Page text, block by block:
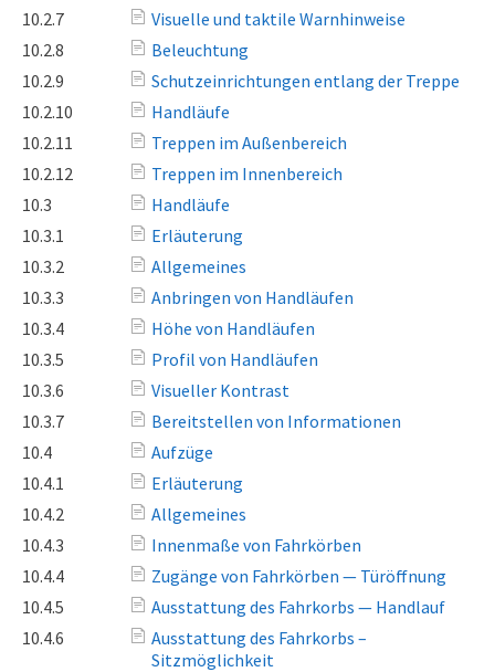
10.2.7
Visuelle und taktile Warnhinweise
10.2.8
Beleuchtung
10.2.9
Schutzeinrichtungen entlang der Treppe
10.2.10
Handläufe
10.2.11
Treppen im Außenbereich
10.2.12
Treppen im Innenbereich
10.3
Handläufe
10.3.1
Erläuterung
10.3.2
Allgemeines
10.3.3
Anbringen von Handläufen
10.3.4
Höhe von Handläufen
10.3.5
Profil von Handläufen
10.3.6
Visueller Kontrast
10.3.7
Bereitstellen von Informationen
10.4
Aufzüge
10.4.1
Erläuterung
10.4.2
Allgemeines
10.4.3
Innenmaße von Fahrkörben
10.4.4
Zugänge von Fahrkörben — Türöffnung
10.4.5
Ausstattung des Fahrkorbs — Handlauf
10.4.6
Ausstattung des Fahrkorbs –
Sitzmöglichkeit